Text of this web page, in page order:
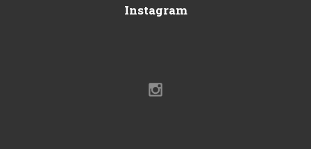
Instagram